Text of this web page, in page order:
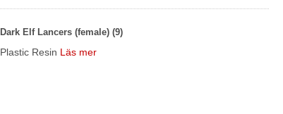
Dark Elf Lancers (female) (9)
Plastic Resin Läs mer